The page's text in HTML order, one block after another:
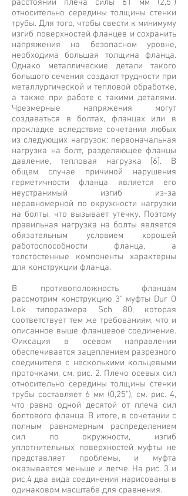
расстоянии плеча силы 61 мм (2,5")
относительно середины толщины стенки
трубы. Для того, чтобы свести к минимуму
изгиб поверхностей фланцев и сохранить
напряжения на безопасном уровне,
необходима большая толщина фланца.
Однако металлические детали такого
большого сечения создают трудности при
металлургической и тепловой обработке,
а также при работе с такими деталями.
Чрезмерные напряжения могут
создаваться в болтах, фланцах или в
прокладке вследствие сочетания любых
из следующих нагрузок: первоначальная
нагрузка на болт, разделяющее фланцы
давление, тепловая нагрузка [6]. В
общем случае причиной нарушения
герметичности фланца является его
неустранимый изгиб из-за
неравномерной по окружности нагрузки
на болты, что вызывает утечку. Поэтому
правильная нагрузка на болты является
обязательным условием хорошей
работоспособности фланца, а
толстостенные компоненты характерны
для конструкции фланца.
В противоположность фланцам
рассмотрим конструкцию 3" муфты Dur O
Lok типоразмера Sch 80, которая
соответствует тем же требованиям, что и
описанное выше фланцевое соединение.
Фиксация в осевом направлении
обеспечивается зацеплением разрезного
соединителя с несколькими кольцевыми
проточками, см. рис. 2. Плечо осевых сил
относительно середины толщины стенки
трубы составляет 6 мм (0,25"), см. рис. 4,
что равно одной десятой от плеча сил
болтового фланца. В итоге, в сочетании с
полным равномерным распределением
сил по окружности, изгиб
уплотнительных поверхностей муфты не
представляет проблемы, и муфта
оказывается меньше и легче. На рис. 3 и
рис.4 два вида соединения нарисованы в
одинаковом масштабе для сравнения.